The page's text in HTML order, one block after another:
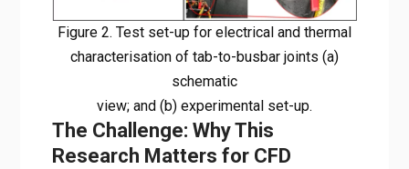
Figure 2. Test set-up for electrical and thermal
characterisation of tab-to-busbar joints (a)
schematic
view; and (b) experimental set-up.
The Challenge: Why This
Research Matters for CFD